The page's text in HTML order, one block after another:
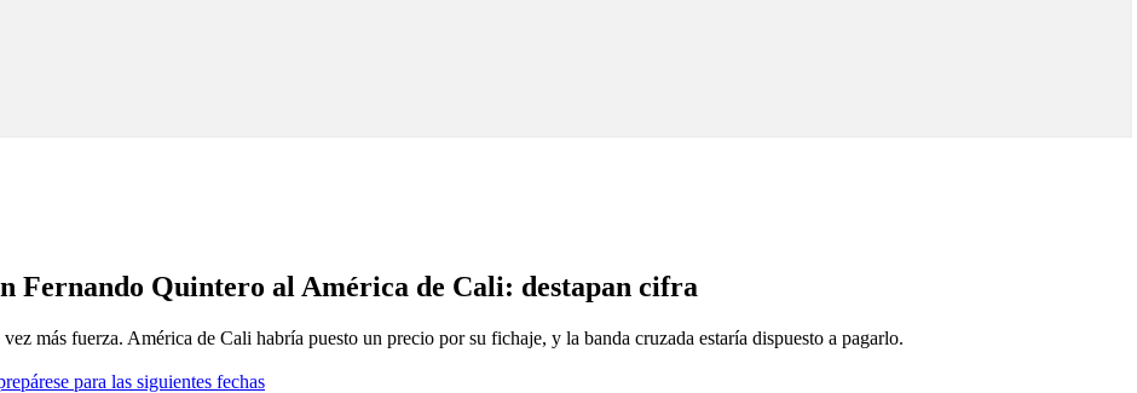
Fernando Quintero al América de Cali: destapan cifra
más fuerza. América de Cali habría puesto un precio por su fichaje, y la banda cruzada estaría dispuesto a pagarlo.
para las siguientes fechas